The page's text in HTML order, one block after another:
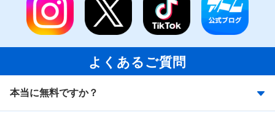
よくあるご質問
本当に無料ですか？